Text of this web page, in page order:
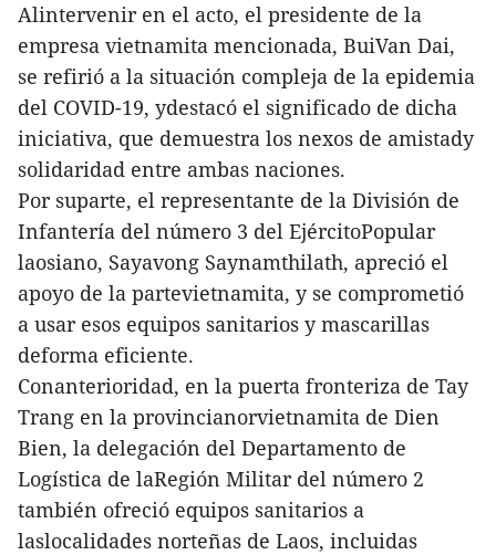
Alintervenir en el acto, el presidente de la
empresa vietnamita mencionada, BuiVan Dai,
se refirió a la situación compleja de la epidemia
del COVID-19, ydestacó el significado de dicha
iniciativa, que demuestra los nexos de amistady
solidaridad entre ambas naciones.
Por suparte, el representante de la División de
Infantería del número 3 del EjércitoPopular
laosiano, Sayavong Saynamthilath, apreció el
apoyo de la partevietnamita, y se comprometió
a usar esos equipos sanitarios y mascarillas
deforma eficiente.
Conanterioridad, en la puerta fronteriza de Tay
Trang en la provincianorvietnamita de Dien
Bien, la delegación del Departamento de
Logística de laRegión Militar del número 2
también ofreció equipos sanitarios a
laslocalidades norteñas de Laos, incluidas